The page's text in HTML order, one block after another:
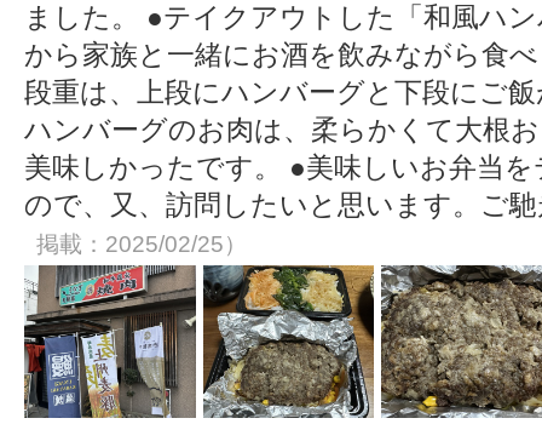
ました。 ●テイクアウトした「和風ハ
から家族と一緒にお酒を飲みながら食
段重は、上段にハンバーグと下段にご
ハンバーグのお肉は、柔らかくて大根
美味しかったです。 ●美味しいお弁当
ので、又、訪問したいと思います。ご
掲載：2025/02/25）